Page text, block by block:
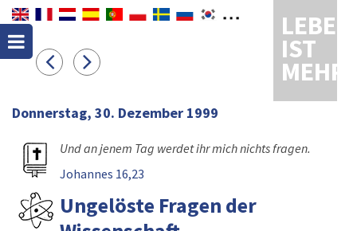
LEBEN
IST
MEHR
Donnerstag, 30. Dezember 1999
Und an jenem Tag werdet ihr mich nichts fragen.
Johannes 16,23
Ungelöste Fragen der